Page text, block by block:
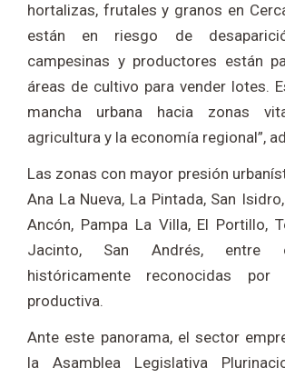
hortalizas, frutales y granos en
están en riesgo de
campesinas y productores están
áreas de cultivo para vender lotes.
mancha urbana hacia zonas
agricultura y la economía regional”,
Las zonas con mayor presión
Ana La Nueva, La Pintada, San
Ancón, Pampa La Villa, El Portillo,
Jacinto, San Andrés, entre
históricamente reconocidas por
productiva.
Ante este panorama, el sector
la Asamblea Legislativa